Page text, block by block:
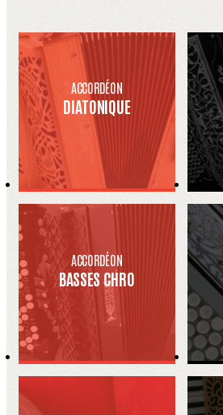
ACCORDÉON
DIATONIQUE
ACCORDÉON
BASSES CHRO